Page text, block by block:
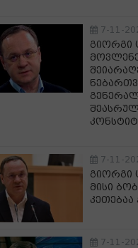
7-11-
გიორგი
7-11-
გიორგი
მისი
კეთებაა
7-11-